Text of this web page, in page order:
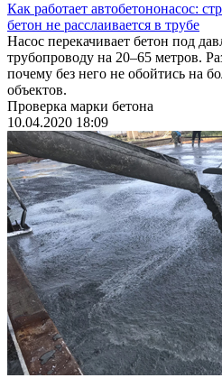
Как работает автобетононасос:
бетон не расслаивается в трубе
Насос перекачивает бетон под
трубопроводу на 20–65 метров.
почему без него не обойтись на
объектов.
Проверка марки бетона
10.04.2020 18:09